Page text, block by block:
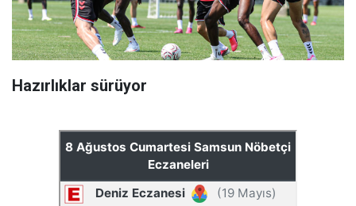
Hazırlıklar sürüyor